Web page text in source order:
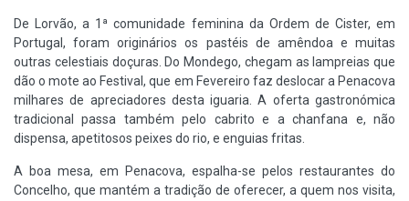
De Lorvão, a 1ª comunidade feminina da Ordem de Cister, em
Portugal, foram originários os pastéis de amêndoa e muitas
outras celestiais doçuras. Do Mondego, chegam as lampreias que
dão o mote ao Festival, que em Fevereiro faz deslocar a Penacova
milhares de apreciadores desta iguaria. A oferta gastronómica
tradicional passa também pelo cabrito e a chanfana e, não
dispensa, apetitosos peixes do rio, e enguias fritas.
A boa mesa, em Penacova, espalha-se pelos restaurantes do
Concelho, que mantém a tradição de oferecer, a quem nos visita,